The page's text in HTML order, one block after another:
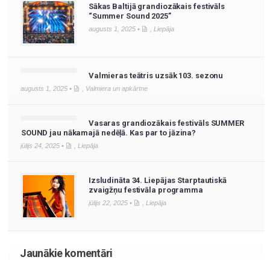
Sākas Baltijā grandiozākais festivāls
“Summer Sound 2025”
augusts 1, 2025 • Liepāja
Valmieras teātris uzsāk 103. sezonu
augusts 1, 2025 • Valmiera un apkārtne
Vasaras grandiozākais festivāls SUMMER
SOUND jau nākamajā nedēļā. Kas par to jāzina?
jūlijs 24, 2025 • Liepāja
Izsludināta 34. Liepājas Starptautiskā
zvaigžņu festivāla programma
jūlijs 22, 2025 • Liepāja
Jaunākie komentāri